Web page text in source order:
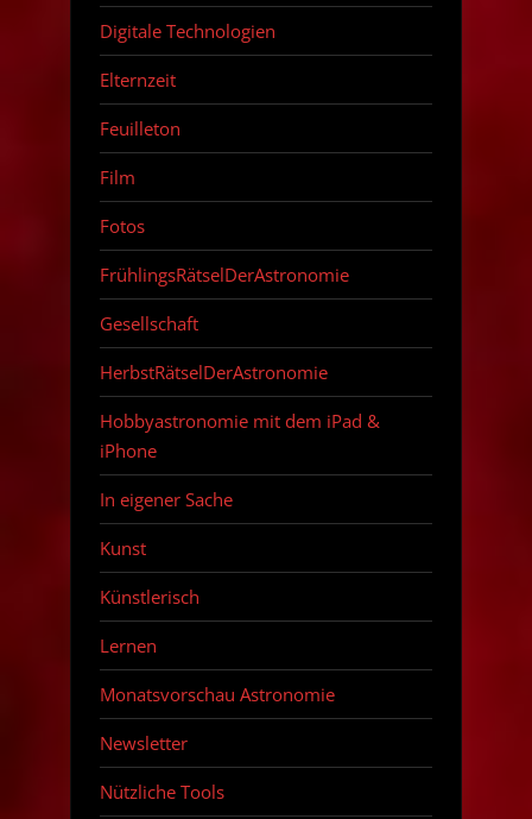
Digitale Technologien
Elternzeit
Feuilleton
Film
Fotos
FrühlingsRätselDerAstronomie
Gesellschaft
HerbstRätselDerAstronomie
Hobbyastronomie mit dem iPad &
iPhone
In eigener Sache
Kunst
Künstlerisch
Lernen
Monatsvorschau Astronomie
Newsletter
Nützliche Tools